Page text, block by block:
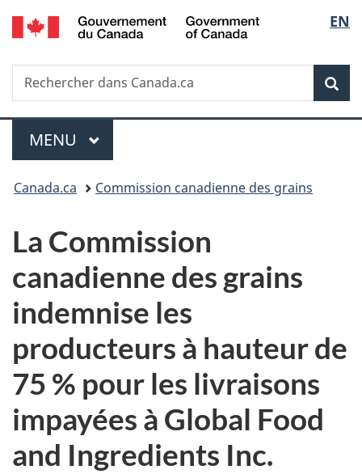
Passer
au
principal
Passer
à
Au
du
Passer
à
version
simplifiée
de
la
EN
Recherche
Rechercher
dans
Menu
MENU PRINCIPAL
Vous
ici :
Canada.ca Commission canadienne des grains
La Commission
canadienne des grains
indemnise les
producteurs à hauteur de
75 % pour les livraisons
impayées à Global Food
and Ingredients Inc.